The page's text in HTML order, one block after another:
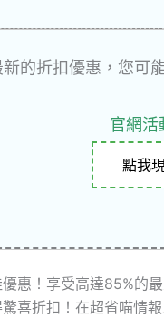
的折扣優惠，您可
官網活
點我
惠！享受高達85%的
喜折扣！在超省喵情報